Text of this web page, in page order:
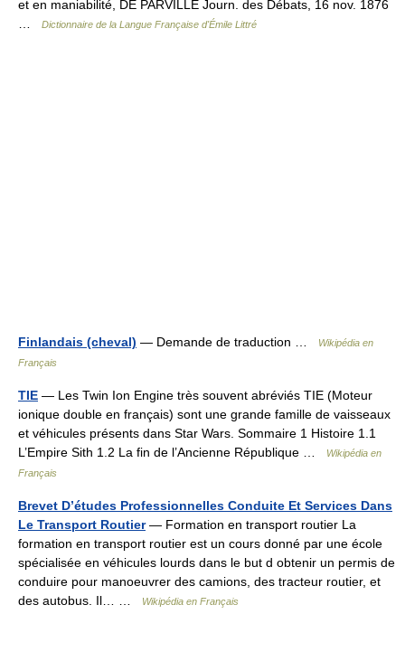
et en maniabilité, DE PARVILLE Journ. des Débats, 16 nov. 1876
Dictionnaire de la Langue Française d'Émile Littré
Finlandais (cheval) — Demande de traduction …
Wikipédia en
Français
TIE — Les Twin Ion Engine très souvent abréviés TIE (Moteur
ionique double en français) sont une grande famille de vaisseaux
et véhicules présents dans Star Wars. Sommaire 1 Histoire 1.1
L’Empire Sith 1.2 La fin de l’Ancienne République …
Wikipédia en
Français
Brevet D’études Professionnelles Conduite Et Services Dans
Le Transport Routier— Formation en transport routier La
formation en transport routier est un cours donné par une école
spécialisée en véhicules lourds dans le but d obtenir un permis de
conduire pour manoeuvrer des camions, des tracteur routier, et
des autobus. Il… …
Wikipédia en Français